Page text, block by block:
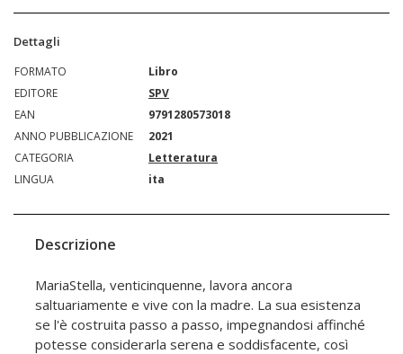
Dettagli
FORMATO
Libro
EDITORE
SPV
EAN
9791280573018
ANNO PUBBLICAZIONE
2021
CATEGORIA
Letteratura
LINGUA
ita
Descrizione
MariaStella, venticinquenne, lavora ancora
saltuariamente e vive con la madre. La sua esistenza
se l'è costruita passo a passo, impegnandosi affinché
potesse considerarla serena e soddisfacente, così